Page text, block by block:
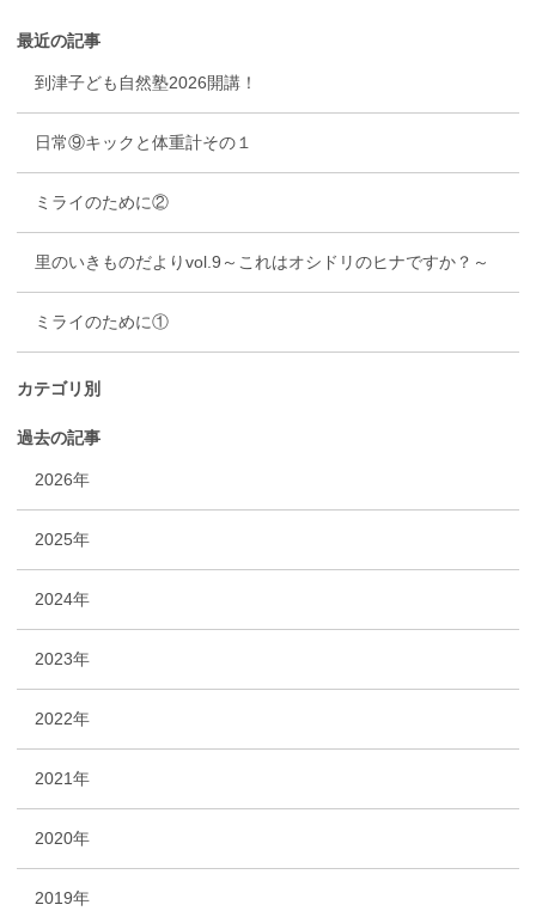
最近の記事
到津子ども自然塾2026開講！
日常⑨キックと体重計その１
ミライのために②
里のいきものだよりvol.9～これはオシドリのヒナですか？～
ミライのために①
カテゴリ別
過去の記事
2026年
2025年
2024年
2023年
2022年
2021年
2020年
2019年